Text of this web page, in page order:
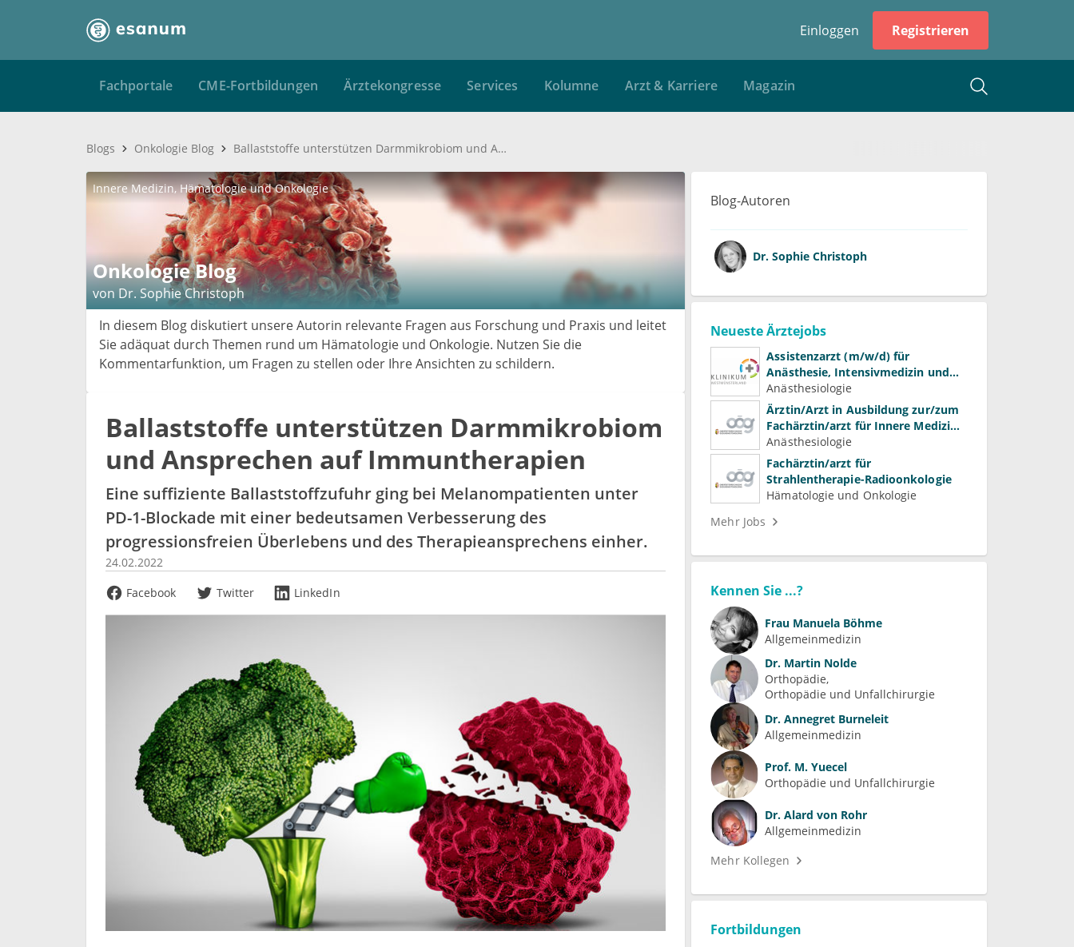
Einloggen Registrieren
Fachportale CME-Fortbildungen Ärztekongresse Services Kolumne Arzt & Karriere Magazin
Blogs Onkologie Blog Ballaststoffe unterstützen Darmmikrobiom und Ansprechen auf Immuntherapien
Innere Medizin Hämatologie und Onkologie
Onkologie Blog
von Dr. Sophie Christoph
In diesem Blog diskutiert unsere Autorin relevante Fragen aus Forschung und Praxis und leitet
Sie adäquat durch Themen rund um Hämatologie und Onkologie. Nutzen Sie die
Kommentarfunktion, um Fragen zu stellen oder Ihre Ansichten zu schildern.
Ballaststoffe unterstützen Darmmikrobiom
und Ansprechen auf Immuntherapien
Eine suffiziente Ballaststoffzufuhr ging bei Melanompatienten unter
PD-1-Blockade mit einer bedeutsamen Verbesserung des
progressionsfreien Überlebens und des Therapieansprechens einher.
24.02.2022
Facebook
Twitter LinkedIn
Blog-Autoren
Dr. Sophie Christoph
Neueste Ärztejobs
Assistenzarzt (m/w/d) für
Anästhesie, Intensivmedizin und
Schmerztherapie
Anästhesiologie
Ärztin/Arzt in Ausbildung zur/zum
Fachärztin/arzt für Innere Medizin
(Kardiologie, Nephrologie,
Intensivmedizin)
Anästhesiologie
Fachärztin/arzt für
Strahlentherapie-Radioonkologie
Hämatologie und Onkologie
Mehr Jobs
Kennen Sie ...?
Frau Manuela Böhme
Allgemeinmedizin
Dr. Martin Nolde
Orthopädie
Orthopädie und Unfallchirurgie
Dr. Annegret Burneleit
Allgemeinmedizin
Prof. M. Yuecel
Orthopädie und Unfallchirurgie
Dr. Alard von Rohr
Allgemeinmedizin
Mehr Kollegen
Fortbildungen